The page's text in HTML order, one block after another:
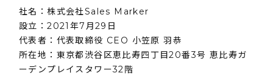
社名：株式会社Sales Marker
設⽴：2021年7⽉29⽇
代表者：代表取締役 CEO 小笠原 羽恭
所在地：東京都渋谷区恵比寿四丁目20番3号 恵比寿ガ
ーデンプレイスタワー32階